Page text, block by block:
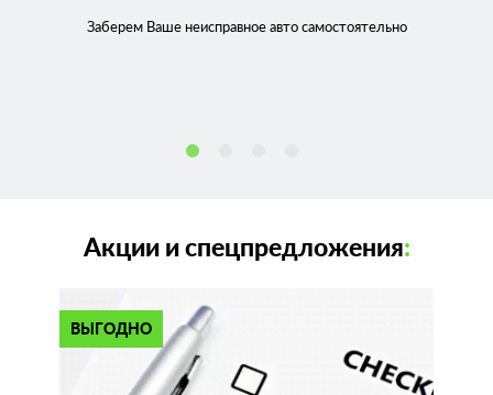
Заберем Ваше неисправноеавто самостоятельно
Акции и спецпредложения:
ВЫГОДНО